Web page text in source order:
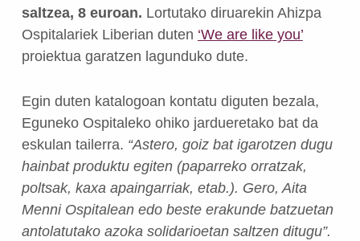
saltzea, 8 euroan. Lortutako diruarekin Ahizpa
Ospitalariek Liberian duten ‘We are like you’
proiektua garatzen lagunduko dute.
Egin duten katalogoan kontatu diguten bezala,
Eguneko Ospitaleko ohiko jardueretako bat da
eskulan tailerra. “Astero, goiz bat igarotzen dugu
hainbat produktu egiten (paparreko orratzak,
poltsak, kaxa apaingarriak, etab.). Gero, Aita
Menni Ospitalean edo beste erakunde batzuetan
antolatutako azoka solidarioetan saltzen ditugu”.